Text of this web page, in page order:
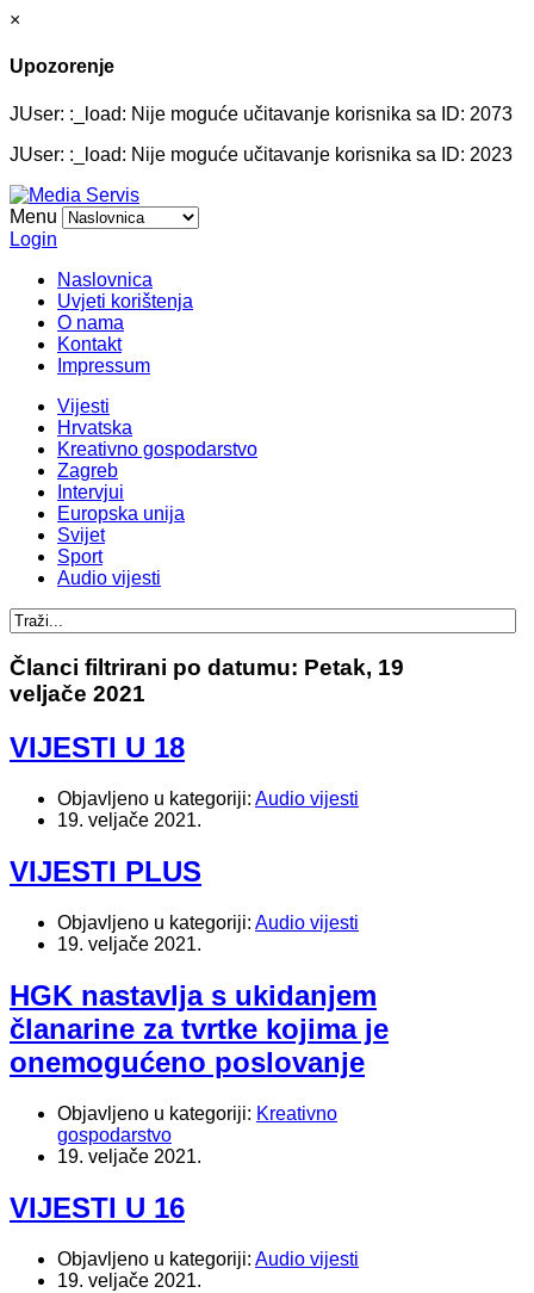
×
Upozorenje
JUser: :_load: Nije moguće učitavanje korisnika sa ID: 2073
JUser: :_load: Nije moguće učitavanje korisnika sa ID: 2023
Menu
Login
Naslovnica
Uvjeti korištenja
O nama
Kontakt
Impressum
Vijesti
Hrvatska
Kreativno gospodarstvo
Zagreb
Intervjui
Europska unija
Svijet
Sport
Audio vijesti
Članci filtrirani po datumu: Petak, 19
veljače 2021
VIJESTI U 18
Objavljeno u kategoriji: Audio vijesti
19. veljače 2021.
VIJESTI PLUS
Objavljeno u kategoriji: Audio vijesti
19. veljače 2021.
HGK nastavlja s ukidanjem
članarine za tvrtke kojima je
onemogućeno poslovanje
Objavljeno u kategoriji: Kreativno
gospodarstvo
19. veljače 2021.
VIJESTI U 16
Objavljeno u kategoriji: Audio vijesti
19. veljače 2021.